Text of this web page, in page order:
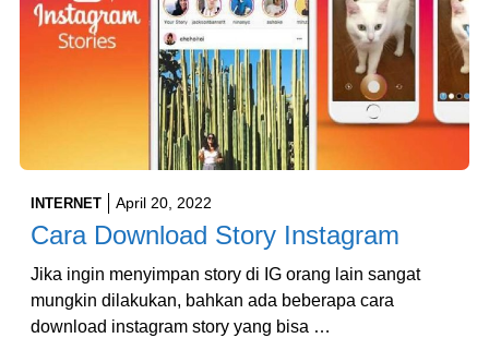
INTERNET April 20, 2022
Cara Download Story Instagram
Jika ingin menyimpan story di IG orang lain sangat
mungkin dilakukan, bahkan ada beberapa cara
download instagram story yang bisa …